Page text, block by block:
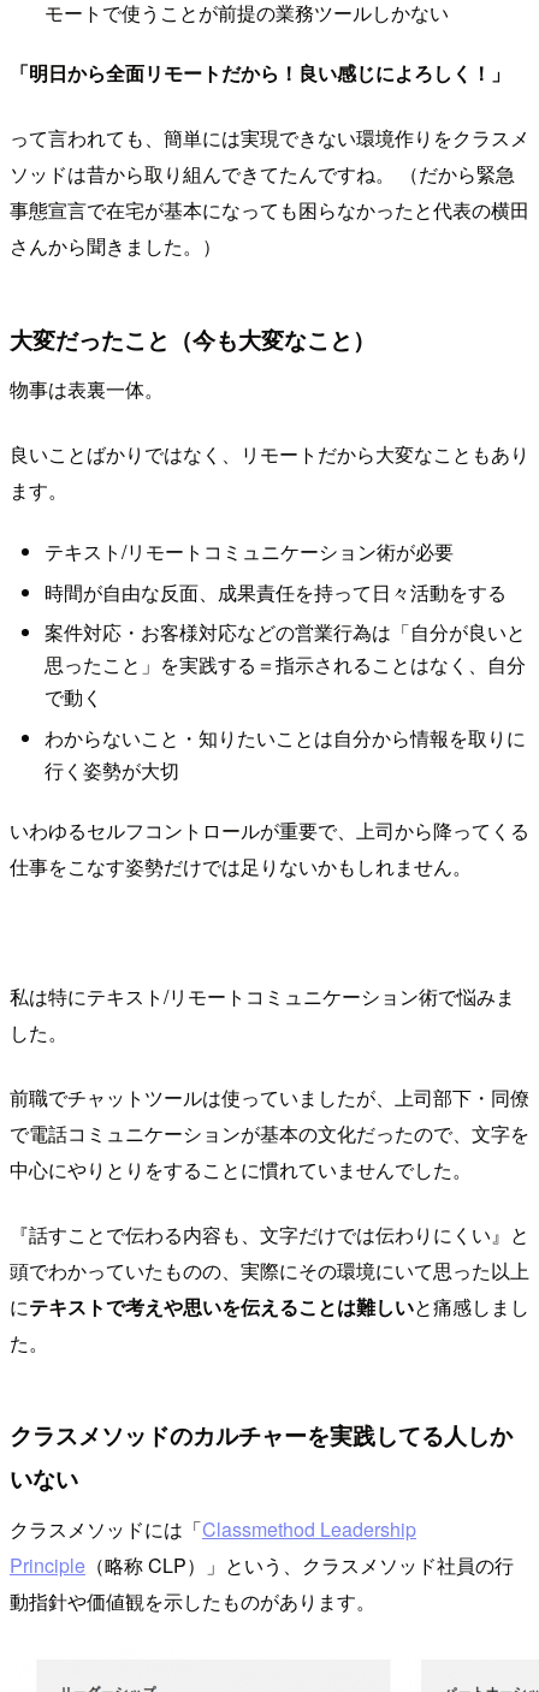
モートで使うことが前提の業務ツールしかない
「明日から全面リモートだから！良い感じによろしく！」
って言われても、簡単には実現できない環境作りをクラスメ
ソッドは昔から取り組んできてたんですね。 （だから緊急
事態宣言で在宅が基本になっても困らなかったと代表の横田
さんから聞きました。）
大変だったこと（今も大変なこと）
物事は表裏一体。
良いことばかりではなく、リモートだから大変なこともあり
ます。
テキスト/リモートコミュニケーション術が必要
時間が自由な反面、成果責任を持って日々活動をする
案件対応・お客様対応などの営業行為は「自分が良いと
思ったこと」を実践する＝指示されることはなく、自分
で動く
わからないこと・知りたいことは自分から情報を取りに
行く姿勢が大切
いわゆるセルフコントロールが重要で、上司から降ってくる
仕事をこなす姿勢だけでは足りないかもしれません。
私は特にテキスト/リモートコミュニケーション術で悩みま
した。
前職でチャットツールは使っていましたが、上司部下・同僚
で電話コミュニケーションが基本の文化だったので、文字を
中心にやりとりをすることに慣れていませんでした。
『話すことで伝わる内容も、文字だけでは伝わりにくい』と
頭でわかっていたものの、実際にその環境にいて思った以上
にテキストで考えや思いを伝えることは難しいと痛感しまし
た。
クラスメソッドのカルチャーを実践してる人しか
いない
クラスメソッドには「Classmethod Leadership
Principle （略称 CLP）」という、クラスメソッド社員の行
動指針や価値観を示したものがあります。